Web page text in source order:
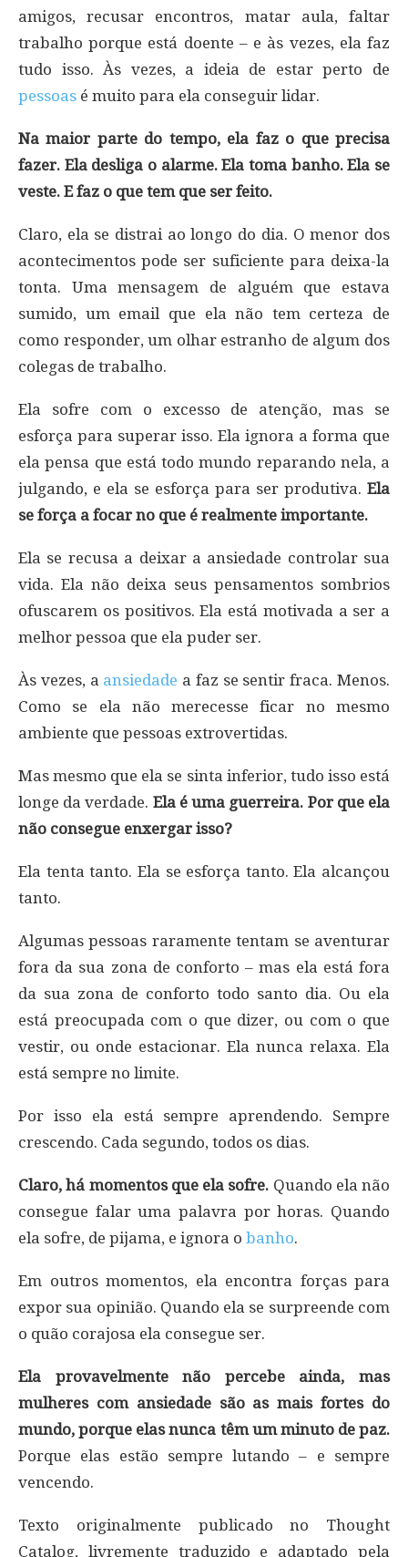
amigos, recusar encontros, matar aula, faltar
trabalho porque está doente – e às vezes, ela faz
tudo isso. Às vezes, a ideia de estar perto de
pessoas é muito para ela conseguir lidar.
Na maior parte do tempo, ela faz o que precisa
fazer. Ela desliga o alarme. Ela toma banho. Ela se
veste. E faz o que tem que ser feito.
Claro, ela se distrai ao longo do dia. O menor dos
acontecimentos pode ser suficiente para deixa-la
tonta. Uma mensagem de alguém que estava
sumido, um email que ela não tem certeza de
como responder, um olhar estranho de algum dos
colegas de trabalho.
Ela sofre com o excesso de atenção, mas se
esforça para superar isso. Ela ignora a forma que
ela pensa que está todo mundo reparando nela, a
julgando, e ela se esforça para ser produtiva. Ela
se força a focar no que é realmente importante.
Ela se recusa a deixar a ansiedade controlar sua
vida. Ela não deixa seus pensamentos sombrios
ofuscarem os positivos. Ela está motivada a ser a
melhor pessoa que ela puder ser.
Às vezes, a ansiedade a faz se sentir fraca. Menos.
Como se ela não merecesse ficar no mesmo
ambiente que pessoas extrovertidas.
Mas mesmo que ela se sinta inferior, tudo isso está
longe da verdade. Ela é uma guerreira. Por que ela
não consegue enxergar isso?
Ela tenta tanto. Ela se esforça tanto. Ela alcançou
tanto.
Algumas pessoas raramente tentam se aventurar
fora da sua zona de conforto – mas ela está fora
da sua zona de conforto todo santo dia. Ou ela
está preocupada com o que dizer, ou com o que
vestir, ou onde estacionar. Ela nunca relaxa. Ela
está sempre no limite.
Por isso ela está sempre aprendendo. Sempre
crescendo. Cada segundo, todos os dias.
Claro, há momentos que ela sofre. Quando ela não
consegue falar uma palavra por horas. Quando
ela sofre, de pijama, e ignora o banho.
Em outros momentos, ela encontra forças para
expor sua opinião. Quando ela se surpreende com
o quão corajosa ela consegue ser.
Ela provavelmente não percebe ainda, mas
mulheres com ansiedade são as mais fortes do
mundo, porque elas nunca têm um minuto de paz.
Porque elas estão sempre lutando – e sempre
vencendo.
Texto originalmente publicado no Thought
Catalog, livremente traduzido e adaptado pela